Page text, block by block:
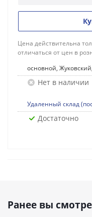
Цена действительна
отличаться от цен в
основной,
Нет в наличии
Удаленный склад
Достаточно
Ранее вы